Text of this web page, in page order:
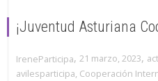
¡Juventud Asturiana
IreneParticipa, 21 marzo, 2023,
avilesparticipa, Cooperación